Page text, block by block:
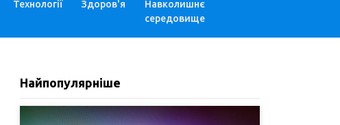
Технології Здоров'я
Навколишнє
середовище
Найпопулярніше